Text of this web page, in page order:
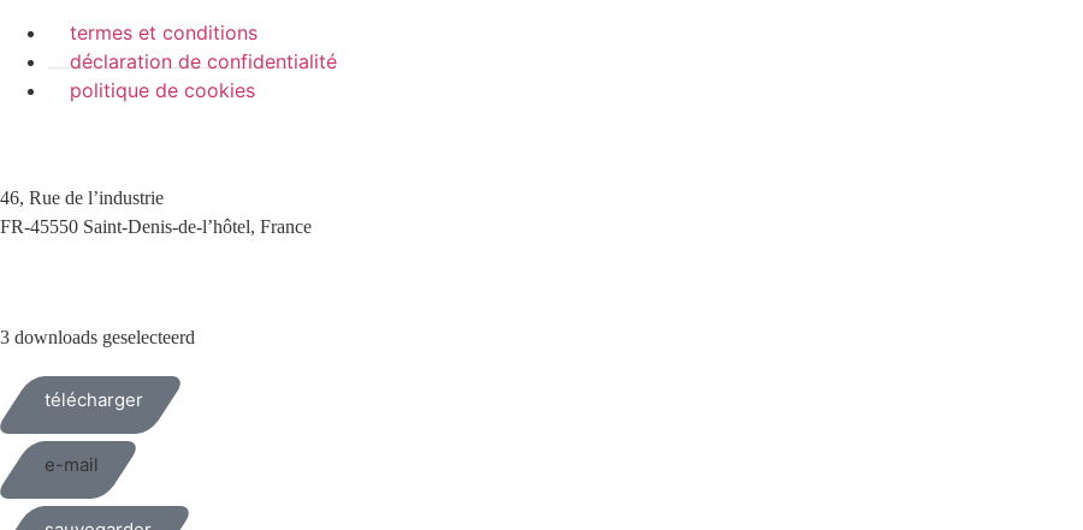
termes et conditions
déclaration de confidentialité
politique de cookies
46, Rue de l’industrie
FR-45550 Saint-Denis-de-l’hôtel, France
3 downloads geselecteerd
télécharger
e-mail